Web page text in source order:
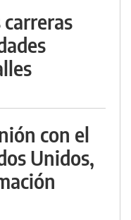
con el
Unidos,